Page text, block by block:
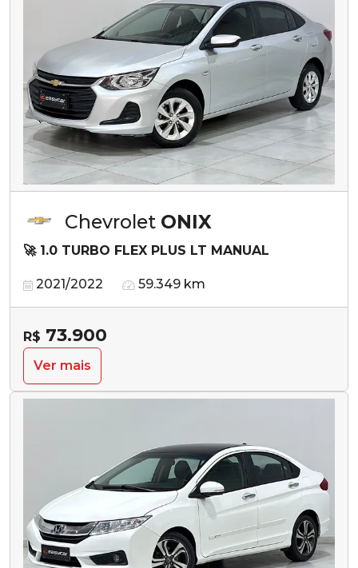
Chevrolet ONIX
🚀 1.0 TURBO FLEX PLUS LT MANUAL
2021/2022 59.349 km
R$ 73.900
Ver mais